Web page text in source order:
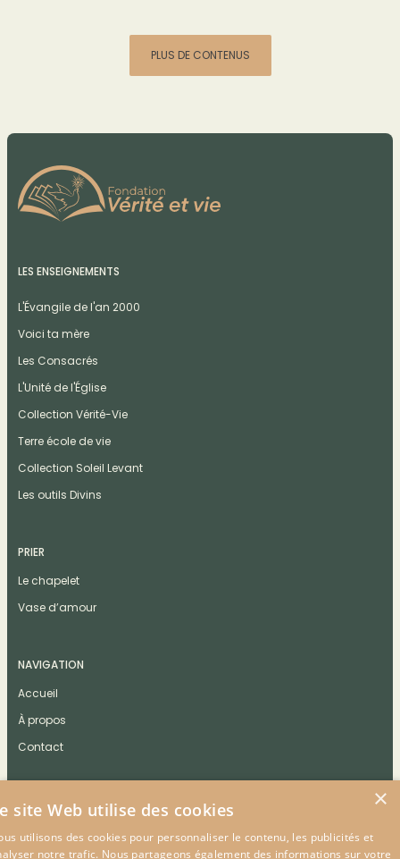
PLUS DE CONTENUS
LES ENSEIGNEMENTS
L'Évangile de l'an 2000
Voici ta mère
Les Consacrés
L'Unité de l'Église
Collection Vérité-Vie
Terre école de vie
Collection Soleil Levant
Les outils Divins
PRIER
Le chapelet
Vase d’amour
NAVIGATION
Accueil
À propos
Contact
CONTACT
×
site Web utilise des cookies
utilisons des cookies pour personnaliser le contenu, les publicités et
notre trafic. Nous partageons également des informations sur votre